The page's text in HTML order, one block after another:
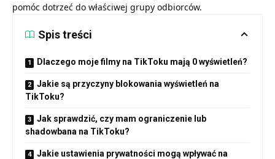
pomóc dotrzeć do właściwej grupy odbiorców.
Spis treści
Dlaczego moje filmy na TikToku mają 0 wyświetleń?
Jakie są przyczyny blokowania wyświetleń na
TikToku?
Jak sprawdzić, czy mam ograniczenie lub
shadowbana na TikToku?
Jakie ustawienia prywatności mogą wpływać na